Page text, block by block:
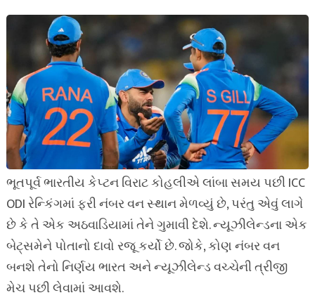
ભૂતપૂર્વ ભારતીય કેપ્ટન વિરાટ કોહલીએ લાંબા સમય પછી ICC
ODI રેન્કિંગમાં ફરી નંબર વન સ્થાન મેળવ્યું છે, પરંતુ એવું લાગે
છે કે તે એક અઠવાડિયામાં તેને ગુમાવી દેશે. ન્યૂઝીલેન્ડના એક
બેટ્સમેને પોતાનો દાવો રજૂ કર્યો છે. જોકે, કોણ નંબર વન
બનશે તેનો નિર્ણય ભારત અને ન્યૂઝીલેન્ડ વચ્ચેની ત્રીજી
મેચ પછી લેવામાં આવશે.